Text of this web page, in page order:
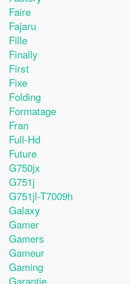
Faire
Fajaru
Fille
Finally
First
Fixe
Folding
Formatage
Fran
Full-Hd
Future
G750jx
G751j
G751jl-T7009h
Galaxy
Gamer
Gamers
Gameur
Gaming
Garantie